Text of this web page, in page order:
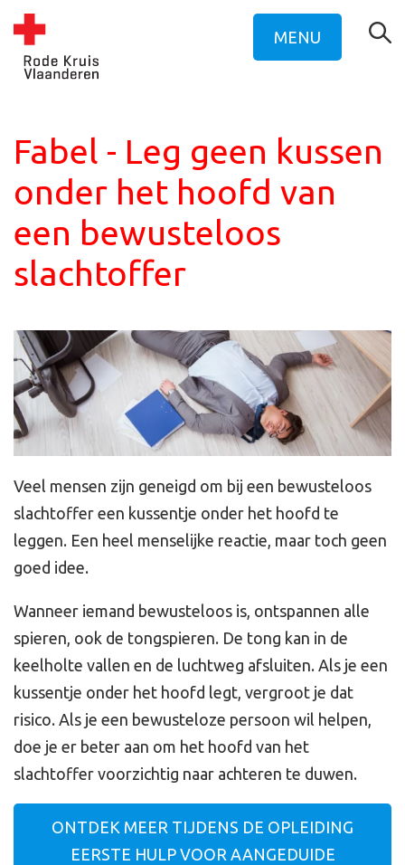
MENU
Fabel - Leg geen kussen
onder het hoofd van
een bewusteloos
slachtoffer
Veel mensen zijn geneigd om bij een bewusteloos
slachtoffer een kussentje onder het hoofd te
leggen. Een heel menselijke reactie, maar toch geen
goed idee.
Wanneer iemand bewusteloos is, ontspannen alle
spieren, ook de tongspieren. De tong kan in de
keelholte vallen en de luchtweg afsluiten. Als je een
kussentje onder het hoofd legt, vergroot je dat
risico. Als je een bewusteloze persoon wil helpen,
doe je er beter aan om het hoofd van het
slachtoffer voorzichtig naar achteren te duwen.
ONTDEK MEER TIJDENS DE OPLEIDING
EERSTE HULP VOOR AANGEDUIDE